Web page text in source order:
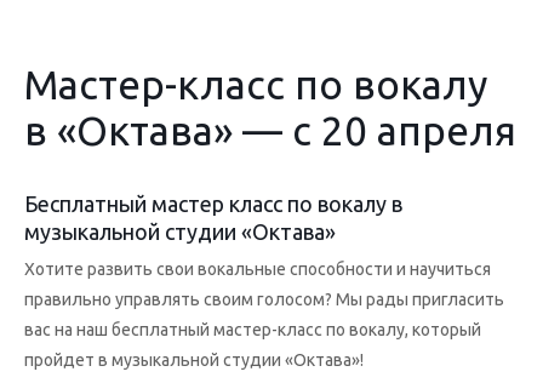
Мастер-класс по вокалу
в «Октава» — с 20 апреля
Бесплатный мастер класс по вокалу в
музыкальной студии «Октава»
Хотите развить свои вокальные способности и научиться
правильно управлять своим голосом? Мы рады пригласить
вас на наш бесплатный мастер-класс по вокалу, который
пройдет в музыкальной студии «Октава»!